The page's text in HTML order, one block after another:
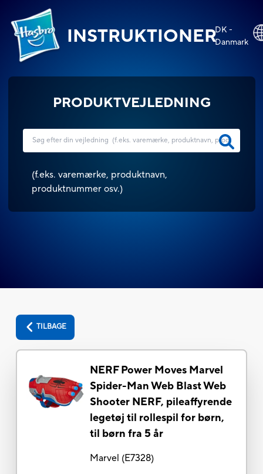
INSTRUKTIONERDK -
Danmark
PRODUKTVEJLEDNING
(f.eks. varemærke, produktnavn,
produktnummer osv.)
TILBAGE
NERF Power Moves Marvel
Spider-Man Web Blast Web
Shooter NERF, pileaffyrende
legetøj til rollespil for børn,
til børn fra 5 år
Marvel (E7328)